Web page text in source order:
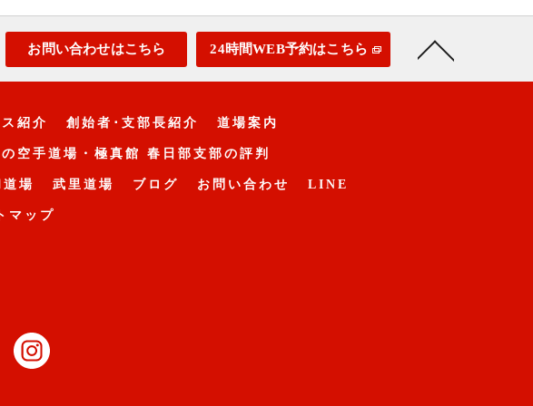
お問い合わせはこちら 24時間WEB予約はこちら
紹介 創始者･支部長紹介 道場案内
空手道場・極真館 春日部支部の評判
道場 武里道場 ブログ お問い合わせ LINE
マップ